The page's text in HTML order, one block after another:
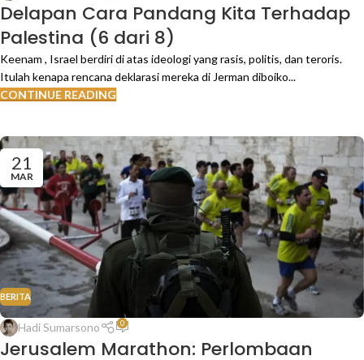
Delapan Cara Pandang Kita Terhadap
Palestina (6 dari 8)
Keenam , Israel berdiri di atas ideologi yang rasis, politis, dan teroris.
Itulah kenapa rencana deklarasi mereka di Jerman diboiko...
CONTINUE READING
21
MAR
BERITA
Hadi Sumarsono 0
Jerusalem Marathon: Perlombaan